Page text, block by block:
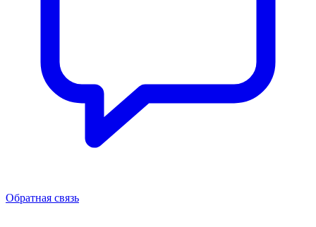
Обратная связь